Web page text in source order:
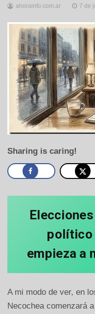
Política
ahorainfo.com.ar 7 de
Sharing is caring!
político
empieza a
A mi modo de ver, en
Necochea comenzará